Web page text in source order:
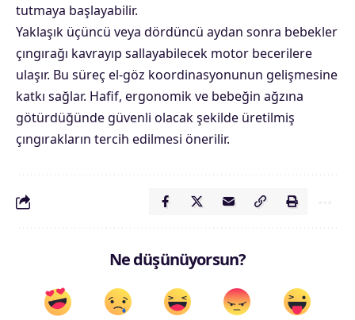
tutmaya başlayabilir.
Yaklaşık üçüncü veya dördüncü aydan sonra bebekler
çıngırağı kavrayıp sallayabilecek motor becerilere
ulaşır. Bu süreç el-göz koordinasyonunun gelişmesine
katkı sağlar. Hafif, ergonomik ve bebeğin ağzına
götürdüğünde güvenli olacak şekilde üretilmiş
çıngırakların tercih edilmesi önerilir.
Ne düşünüyorsun?